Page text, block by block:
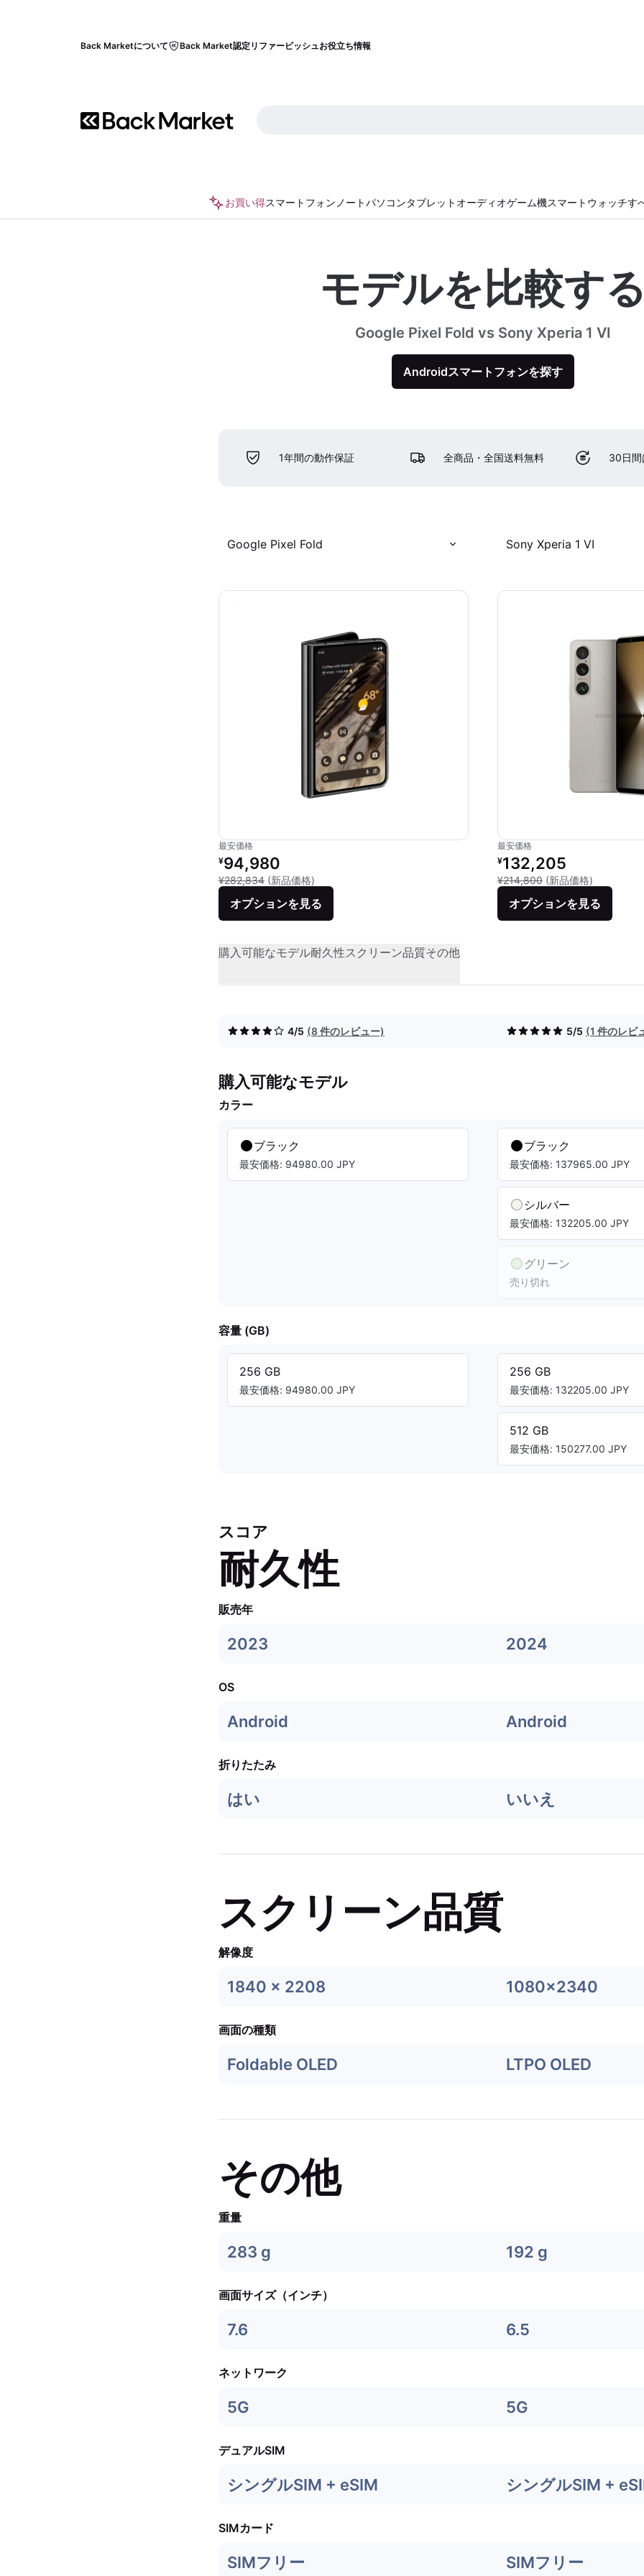
Back Marketについて Back Market認定リファービッシュお役立ち情報
お買い得スマートフォン ノートパソコンタブレット オーディオゲーム機スマートウォッチす
モデルを比較す
Google Pixel Fold vs Sony Xperia 1 VI
Androidスマートフォンを探す
1年間の動作保証 全商品・全国送料無料 30日間
Google Pixel Fold Sony Xperia 1 VI
最安価格
リファービッシュ品の価格：
¥94,980
¥282,834 (新品価格)
オプションを見る
最安価格
リファービッシュ品の価格：
¥132,205
¥214,800 (新品価格)
オプションを見る
購入可能なモデル耐久性スクリーン品質その他
4/5 (8 件のレビュー) 5/5 (1 件のレビ
購入可能なモデル
カラー
ブラック
最安価格: 94980.00 JPY
ブラック
最安価格: 137965.00 JPY
シルバー
最安価格: 132205.00 JPY
グリーン
売り切れ
容量 (GB)
256 GB
最安価格: 94980.00 JPY
256 GB
最安価格: 132205.00 JPY
512 GB
最安価格: 150277.00 JPY
スコア
耐久性
販売年
2023 2024
OS
Android Android
折りたたみ
はい いいえ
スクリーン品質
解像度
1840 x 2208 1080x2340
画面の種類
Foldable OLED LTPO OLED
その他
重量
283 g 192 g
画面サイズ（インチ）
7.6 6.5
ネットワーク
5G 5G
デュアルSIM
シングルSIM + eSIM シングルSIM +
SIMカード
SIMフリー SIMフリー